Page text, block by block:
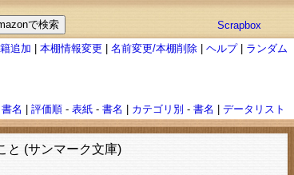
Scrapbox
追加 |本棚情報変更 |名前変更/本棚削除 |ヘルプ| ランダム
書名 |評価順 -表紙 -書名 カテゴリ別 -書名 |データリスト
と (サンマーク文庫)